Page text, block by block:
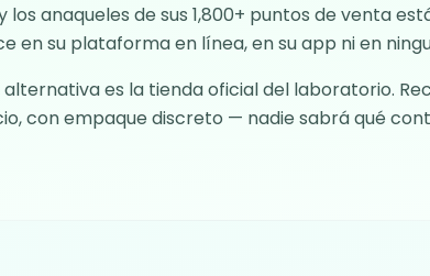
anaqueles de sus 1,800+ puntos de venta
en su plataforma en línea, en su app ni en
es la tienda oficial del laboratorio.
con empaque discreto — nadie sabrá qué